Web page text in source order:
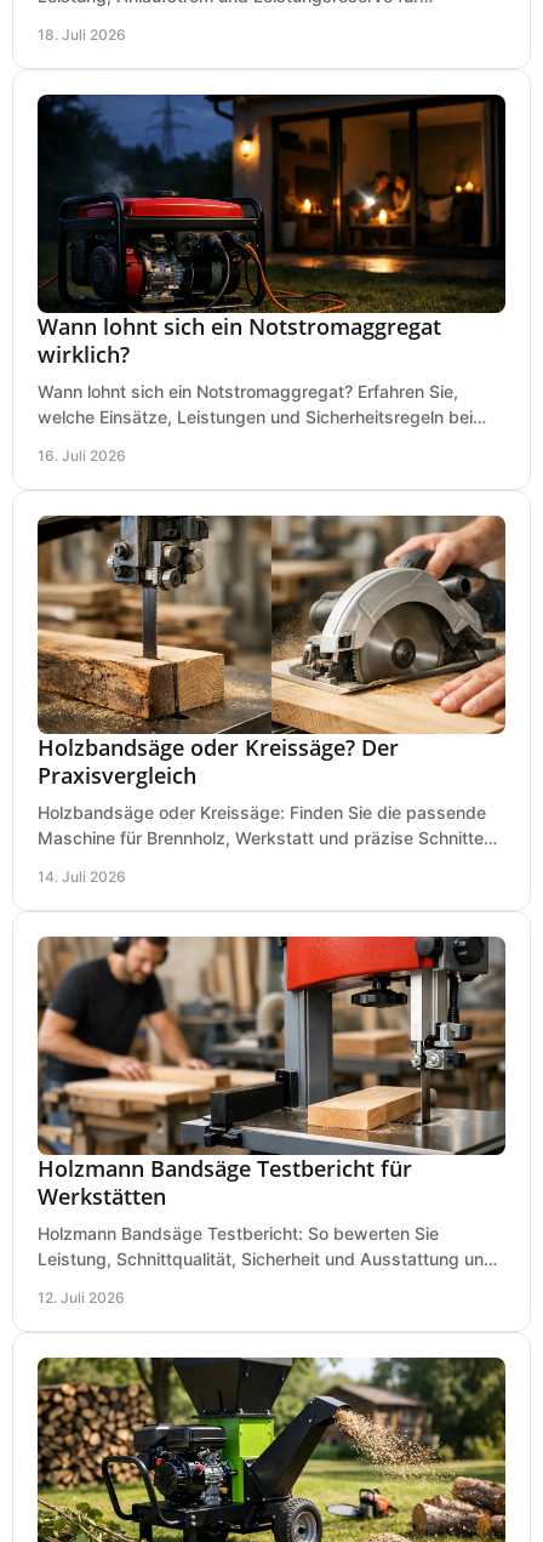
18. Juli 2026
Wann lohnt sich ein Notstromaggregat
wirklich?
Wann lohnt sich ein Notstromaggregat? Erfahren Sie,
welche Einsätze, Leistungen und Sicherheitsregeln bei
16. Juli 2026
Holzbandsäge oder Kreissäge? Der
Praxisvergleich
Holzbandsäge oder Kreissäge: Finden Sie die passende
Maschine für Brennholz, Werkstatt und präzise Schnitte
14. Juli 2026
Holzmann Bandsäge Testbericht für
Werkstätten
Holzmann Bandsäge Testbericht: So bewerten Sie
Leistung, Schnittqualität, Sicherheit und Ausstattung und
12. Juli 2026